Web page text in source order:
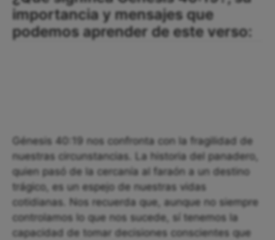
importancia y mensajes que
podemos aprender de este verso:
Génesis 40:19 nos confronta con la fragilidad de
nuestras circunstancias. La historia del panadero,
quien pasó de la cercanía al faraón a un destino
trágico, es un espejo de nuestras vidas
cotidianas. Nos recuerda que, aunque no siempre
controlamos lo que nos sucede, sí tenemos la
capacidad de tomar decisiones conscientes que